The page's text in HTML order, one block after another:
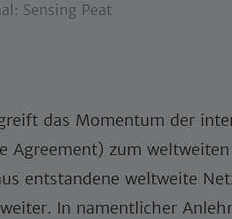
Sensing Peat
das Momentum der
Agreement) zum
entstandene weltweite
In namentlicher